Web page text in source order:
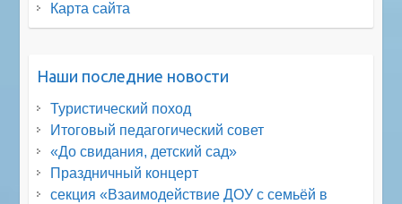
Карта сайта
Наши последние новости
Туристический поход
Итоговый педагогический совет
«До свидания, детский сад»
Праздничный концерт
секция «Взаимодействие ДОУ с семьёй в